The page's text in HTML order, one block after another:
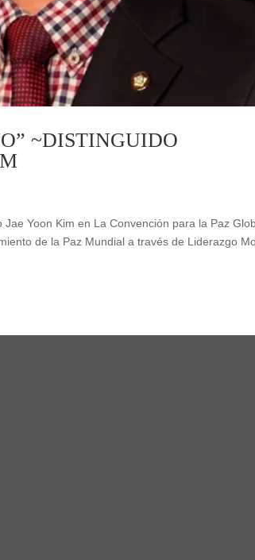
~DISTINGUIDO
Yoon Kim en La Convención para la Paz
de la Paz Mundial a través de Liderazgo